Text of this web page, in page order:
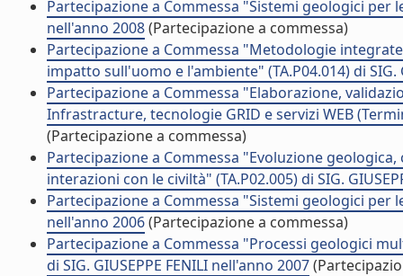
Partecipazione a Commessa "Sistemi geologici per
nell'anno 2008(Partecipazione a commessa)
Partecipazione a Commessa "Metodologie
impatto sull'uomo e l'ambiente" (TA.P04.014) di SIG.
Partecipazione a Commessa "Elaborazione,
Infrastracture, tecnologie GRID e servizi WEB
(Partecipazione a commessa)
Partecipazione a Commessa "Evoluzione
interazioni con le civiltà" (TA.P02.005) di SIG.
Partecipazione a Commessa "Sistemi geologici per
nell'anno 2006(Partecipazione a commessa)
Partecipazione a Commessa "Processi geologici
di SIG. GIUSEPPE FENILI nell'anno 2007